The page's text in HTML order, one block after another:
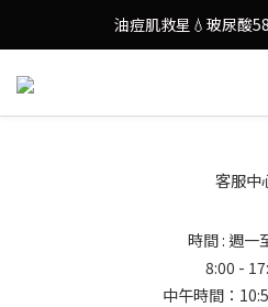
謝安琪愛用美容儀
油痘肌救星💧玻尿酸
果凍噴霧！一噴即
謝安琪愛用美容儀
客服中
時間 : 週一
8:00 -
中午時間：